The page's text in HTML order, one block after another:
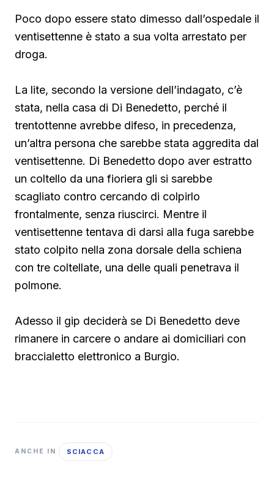
Poco dopo essere stato dimesso dall’ospedale il
ventisettenne è stato a sua volta arrestato per
droga.
La lite, secondo la versione dell’indagato, c’è
stata, nella casa di Di Benedetto, perché il
trentottenne avrebbe difeso, in precedenza,
un’altra persona che sarebbe stata aggredita dal
ventisettenne. Di Benedetto dopo aver estratto
un coltello da una fioriera gli si sarebbe
scagliato contro cercando di colpirlo
frontalmente, senza riuscirci. Mentre il
ventisettenne tentava di darsi alla fuga sarebbe
stato colpito nella zona dorsale della schiena
con tre coltellate, una delle quali penetrava il
polmone.
Adesso il gip deciderà se Di Benedetto deve
rimanere in carcere o andare ai domiciliari con
braccialetto elettronico a Burgio.
ANCHE IN SCIACCA